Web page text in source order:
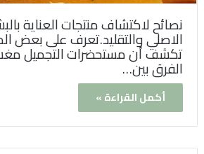
نصائح لاكتشاف منتجات العناية
الاصلي والتقليد.تعرف على بعض
تكشف أن مستحضرات التجميل
الفرق بين…
أكمل القراءة »